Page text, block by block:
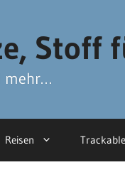
Stoff
mehr…
Reisen